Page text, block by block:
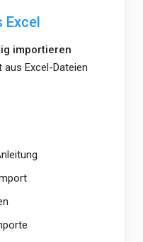
Excel
importieren
Excel-Dateien